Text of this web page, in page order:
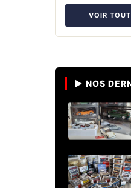
VOIR
▶ NOS